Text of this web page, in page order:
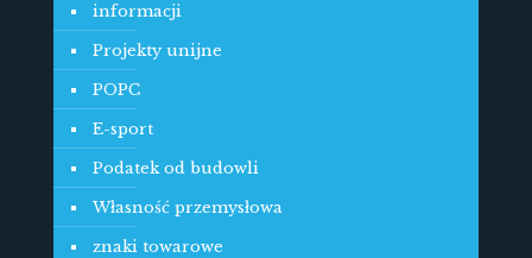
informacji
Projekty unijne
POPC
E-sport
Podatek od budowli
Własność przemysłowa
znaki towarowe